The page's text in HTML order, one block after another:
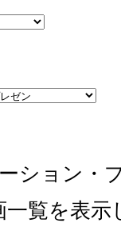
ション・
覧を表示